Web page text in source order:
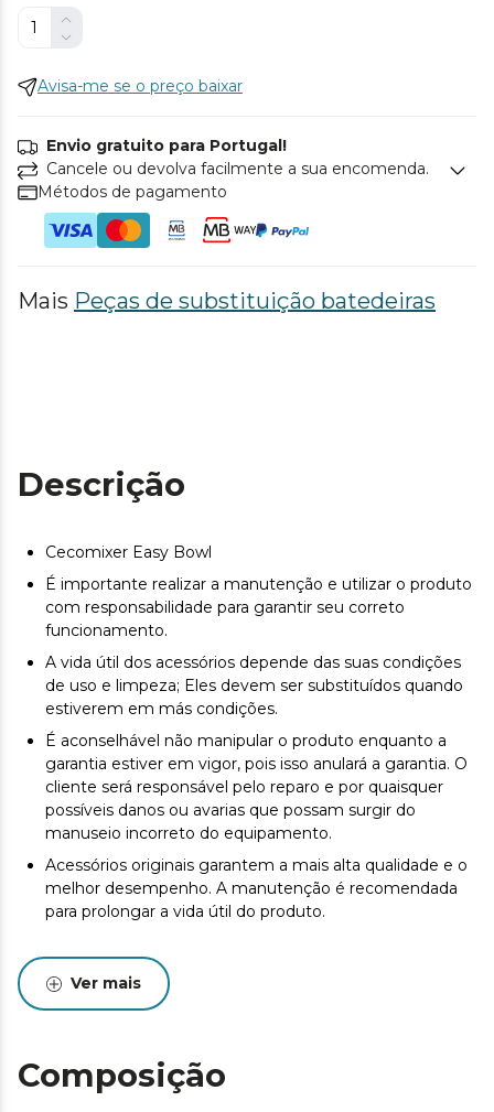
Avisa-me se o preço baixar
Envio gratuito para Portugal!
Cancele ou devolva facilmente a sua encomenda.
Métodos de pagamento
Mais Peças de substituição batedeiras
Descrição
Cecomixer Easy Bowl
É importante realizar a manutenção e utilizar o produto
com responsabilidade para garantir seu correto
funcionamento.
A vida útil dos acessórios depende das suas condições
de uso e limpeza; Eles devem ser substituídos quando
estiverem em más condições.
É aconselhável não manipular o produto enquanto a
garantia estiver em vigor, pois isso anulará a garantia. O
cliente será responsável pelo reparo e por quaisquer
possíveis danos ou avarias que possam surgir do
manuseio incorreto do equipamento.
Acessórios originais garantem a mais alta qualidade e o
melhor desempenho. A manutenção é recomendada
para prolongar a vida útil do produto.
Ver mais
Composição